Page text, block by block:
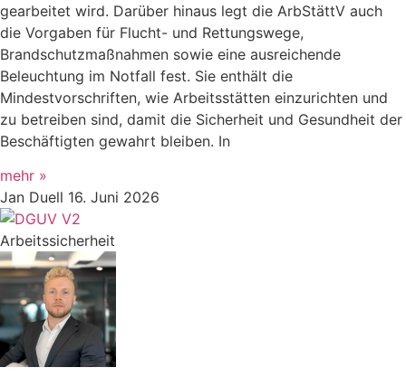
gearbeitet wird. Darüber hinaus legt die ArbStättV auch
die Vorgaben für Flucht- und Rettungswege,
Brandschutzmaßnahmen sowie eine ausreichende
Beleuchtung im Notfall fest. Sie enthält die
Mindestvorschriften, wie Arbeitsstätten einzurichten und
zu betreiben sind, damit die Sicherheit und Gesundheit der
Beschäftigten gewahrt bleiben. In
mehr »
Jan Duell 16. Juni 2026
Arbeitssicherheit